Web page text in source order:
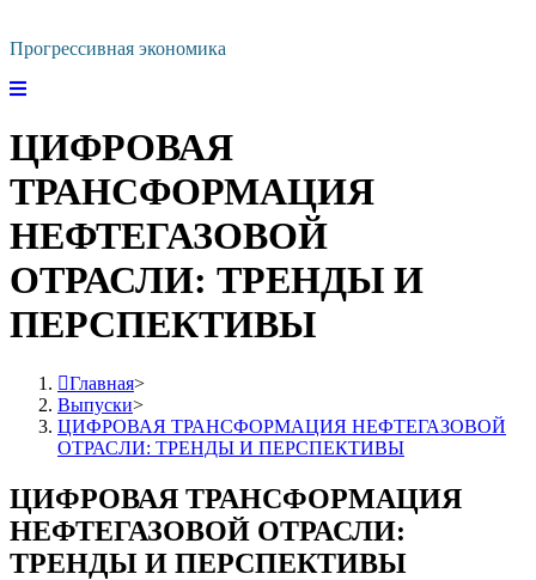
Прогрессивная экономика
ЦИФРОВАЯ
ТРАНСФОРМАЦИЯ
НЕФТЕГАЗОВОЙ
ОТРАСЛИ: ТРЕНДЫ И
ПЕРСПЕКТИВЫ
Главная>
Выпуски>
ЦИФРОВАЯ ТРАНСФОРМАЦИЯ НЕФТЕГАЗОВОЙ
ОТРАСЛИ: ТРЕНДЫ И ПЕРСПЕКТИВЫ
ЦИФРОВАЯ ТРАНСФОРМАЦИЯ
НЕФТЕГАЗОВОЙ ОТРАСЛИ:
ТРЕНДЫ И ПЕРСПЕКТИВЫ